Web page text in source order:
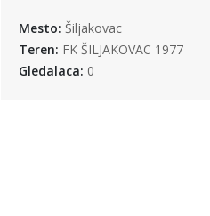
Mesto: Šiljakovac
Teren: FK ŠILJAKOVAC 1977
Gledalaca: 0